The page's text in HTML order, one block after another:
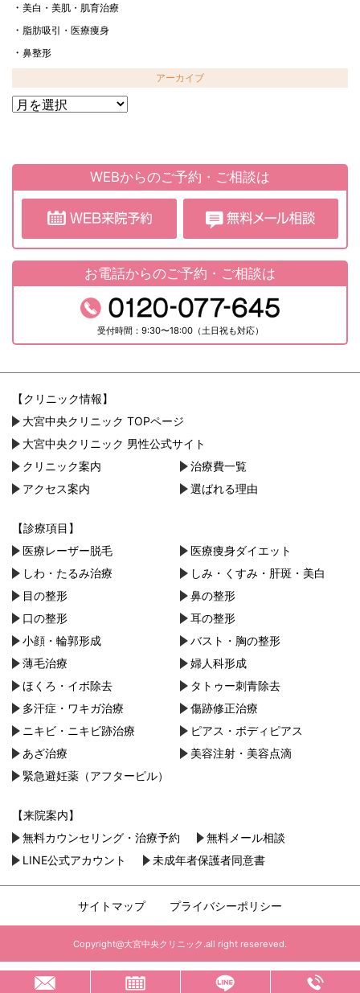
美白・美肌・肌育治療
脂肪吸引・医療痩身
鼻整形
アーカイブ
ア
ー
WEBからのご予約・ご相談は
お電話からのご予約・ご相談は
受付時間：9:30〜18:00（土日祝も対応）
【クリニック情報】
大宮中央クリニック TOPページ
大宮中央クリニック 男性公式サイト
クリニック案内
治療費一覧
アクセス案内
選ばれる理由
【診療項目】
医療レーザー脱毛
医療痩身ダイエット
しわ・たるみ治療
しみ・くすみ・肝斑・美白
目の整形
鼻の整形
口の整形
耳の整形
小顔・︎輪郭形成
バスト・胸の整形
薄毛治療
婦人科形成
ほくろ・イボ除去
タトゥー刺青除去
多汗症・ワキガ治療
傷跡修正治療
ニキビ・ニキビ跡治療
ピアス・ボディピアス
あざ治療
美容注射・美容点滴
緊急避妊薬（アフターピル）
【来院案内】
無料カウンセリング・治療予約
無料メール相談
LINE公式アカウント
未成年者保護者同意書
サイトマップ プライバシーポリシー
Copyright@大宮中央クリニック.all right resereved.